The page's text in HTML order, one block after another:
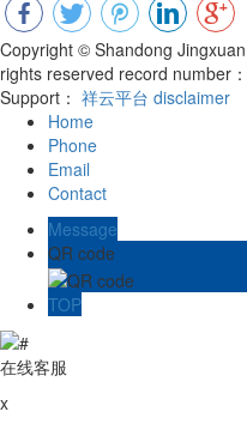
Copyright © Shandong
rights reserved record number：
Support： 祥云平台 disclaimer
Home
Phone
Email
Contact
Message
QR code
TOP
在线客服
x